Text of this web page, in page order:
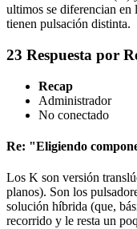
ultimos se diferencian en
tienen pulsación distinta.
23 Respuesta por
Recap
Administrador
No conectado
Re: "Eligiendo
Los K son versión
planos). Son los
solución híbrida (que,
recorrido y le resta un